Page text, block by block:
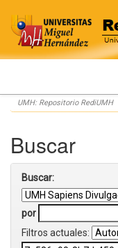
Skip
navigation
UMH: Repositorio RediUMH
Buscar
Buscar:
por
Filtros actuales: